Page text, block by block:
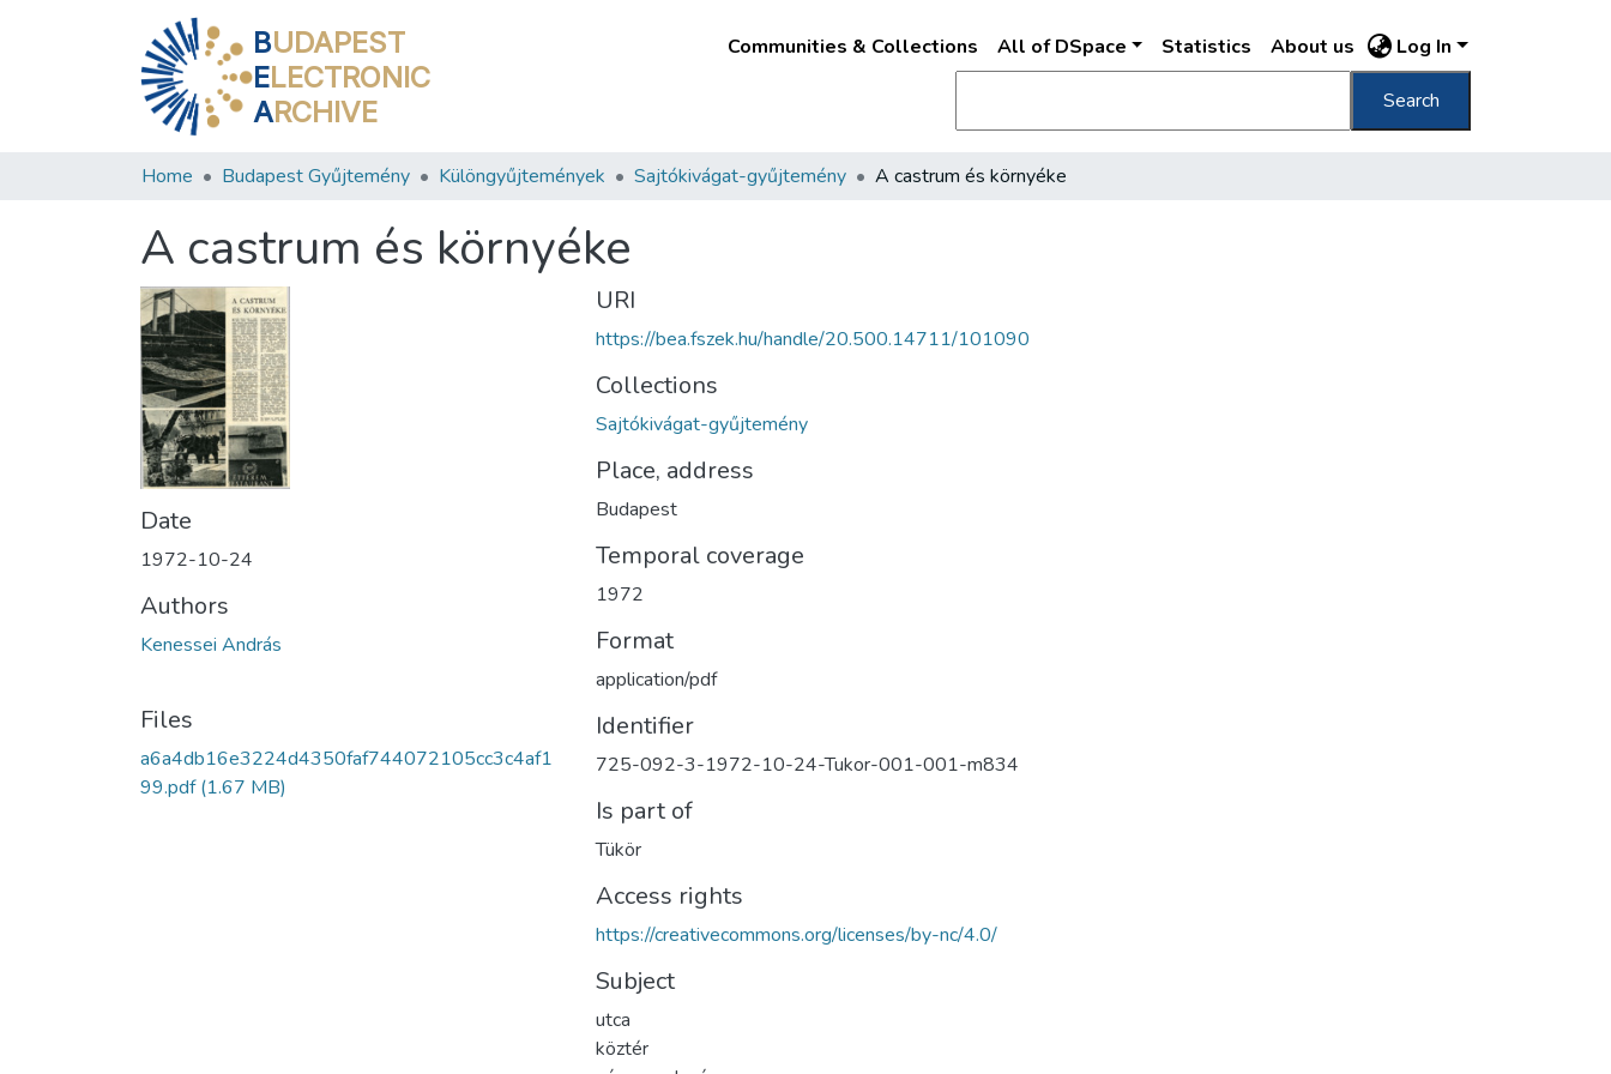
BUDAPEST
ELECTRONIC
ARCHIVE
Communities & Collections All of DSpace Statistics About us Log In
Search
Home Budapest Gyűjtemény Különgyűjtemények Sajtókivágat-gyűjtemény A castrum és környéke
A castrum és környéke
Date
1972-10-24
Authors
Kenessei András
Files
a6a4db16e3224d4350faf744072105cc3c4af1
99.pdf(1.67 MB)
URI
https://bea.fszek.hu/handle/20.500.14711/101090
Collections
Sajtókivágat-gyűjtemény
Place, address
Budapest
Temporal coverage
1972
Format
application/pdf
Identifier
725-092-3-1972-10-24-Tukor-001-001-m834
Is part of
Tükör
Access rights
https://creativecommons.org/licenses/by-nc/4.0/
Subject
utca
köztér